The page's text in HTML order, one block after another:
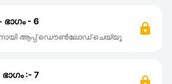
ഭാഗം - 6
ആപ്പ് ഡൌൺലോഡ് ചെയ്യൂ
ഭാഗം :- 7